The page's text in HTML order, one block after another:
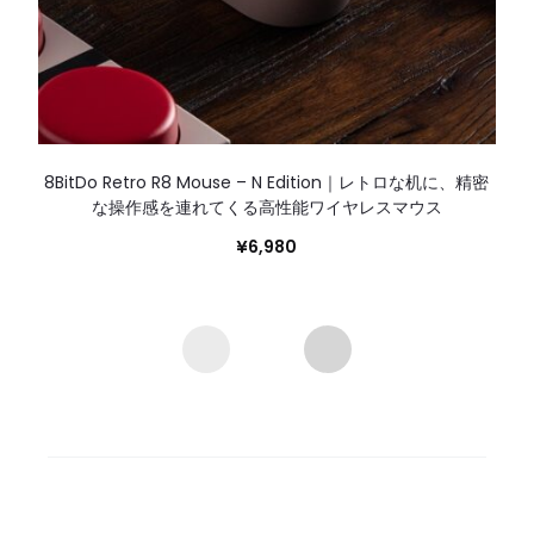
8BitDo Retro R8 Mouse – N Edition｜レトロな机に、精密
な操作感を連れてくる高性能ワイヤレスマウス
¥6,980